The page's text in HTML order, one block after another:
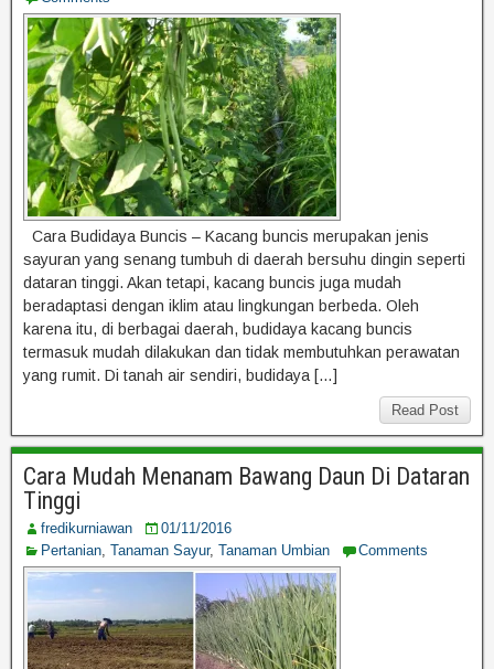
Cara Budidaya Buncis – Kacang buncis merupakan jenis
sayuran yang senang tumbuh di daerah bersuhu dingin seperti
dataran tinggi. Akan tetapi, kacang buncis juga mudah
beradaptasi dengan iklim atau lingkungan berbeda. Oleh
karena itu, di berbagai daerah, budidaya kacang buncis
termasuk mudah dilakukan dan tidak membutuhkan perawatan
yang rumit. Di tanah air sendiri, budidaya […]
Read Post
Cara Mudah Menanam Bawang Daun Di Dataran
Tinggi
fredikurniawan
01/11/2016
Pertanian, Tanaman Sayur, Tanaman Umbian Comments